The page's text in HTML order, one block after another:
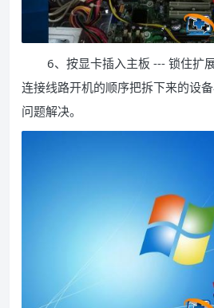
6、按显卡插入主板 --- 锁住扩
连接线路开机的顺序把拆下来的设备
问题解决。